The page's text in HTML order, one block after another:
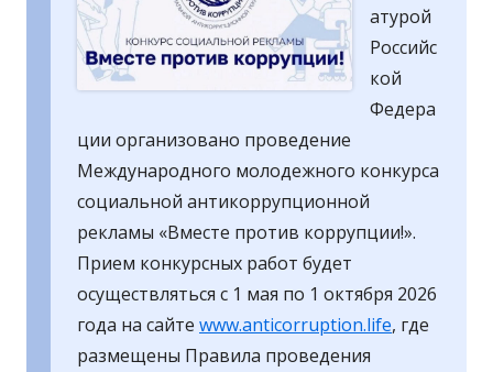
атурой
Российс
кой
Федера
ции организовано проведение
Международного молодежного конкурса
социальной антикоррупционной
рекламы «Вместе против коррупции!».
Прием конкурсных работ будет
осуществляться с 1 мая по 1 октября 2026
года на сайте www.anticorruption.life, где
размещены Правила проведения